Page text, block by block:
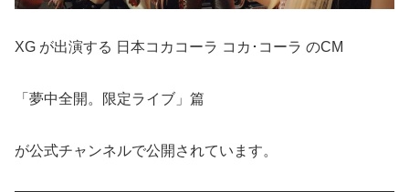
XG が出演する 日本コカコーラ コカ･コーラ のCM
「夢中全開。限定ライブ」篇
が公式チャンネルで公開されています。